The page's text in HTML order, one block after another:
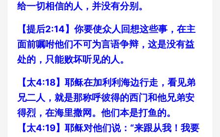
给一切相信的人，并没有分别。
【提后2:14】你要使众人回想这些事，在主
面前嘱咐他们不可为言语争辩，这是没有益
处的，只能败坏听见的人。
【太4:18】耶稣在加利利海边行走，看见弟
兄二人，就是那称呼彼得的西门和他兄弟安
得烈，在海里撒网。他们本是打鱼的。
【太4:19】耶稣对他们说：“来跟从我！我要